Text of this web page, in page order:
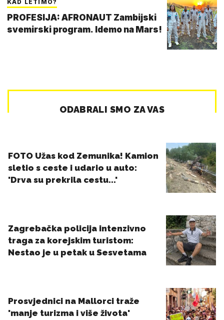
KAD LETIMO?
PROFESIJA: AFRONAUT Zambijski
svemirski program. Idemo na Mars!